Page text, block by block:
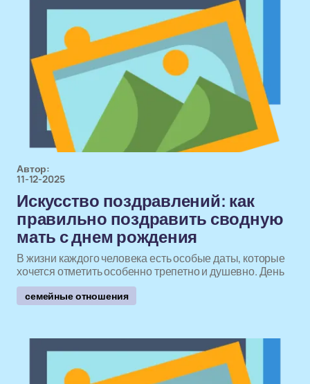
Автор:
11-12-2025
Искусство поздравлений: как
правильно поздравить сводную
мать с днем рождения
В жизни каждого человека есть особые даты, которые
хочется отметить особенно трепетно и душевно. День
семейные отношения